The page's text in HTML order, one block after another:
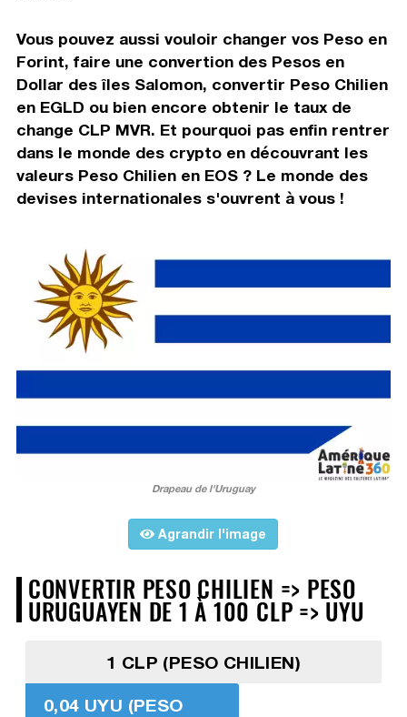
Vous pouvez aussi vouloir changer vos Peso en
Forint, faire une convertion des Pesos en
Dollar des îles Salomon, convertir Peso Chilien
en EGLD ou bien encore obtenir le taux de
change CLP MVR. Et pourquoi pas enfin rentrer
dans le monde des crypto en découvrant les
valeurs Peso Chilien en EOS ? Le monde des
devises internationales s'ouvrent à vous !
Drapeau de l'Uruguay
Agrandir l'image
CONVERTIR PESO CHILIEN => PESO
URUGUAYEN DE 1 À 100 CLP => UYU
1 CLP (PESO CHILIEN)
0,04 UYU (PESO